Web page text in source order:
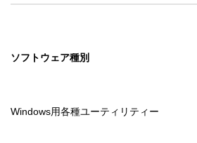
ソフトウェア種別
Windows用各種ユーティリティー